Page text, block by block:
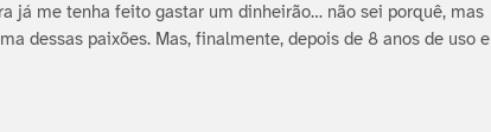
já me tenha feito gastar um dinheirão… não sei porquê, mas
dessas paixões. Mas, finalmente, depois de 8 anos de uso e